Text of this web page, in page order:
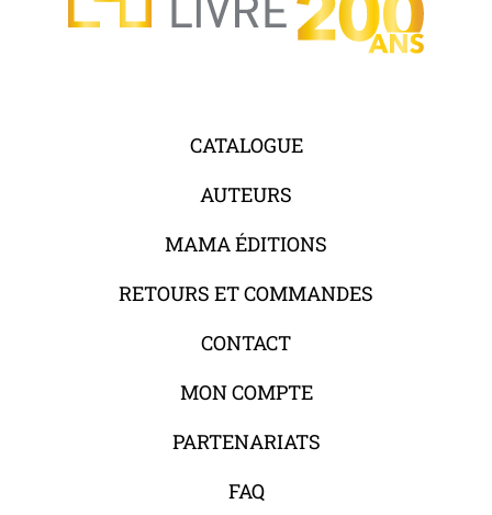
CATALOGUE
AUTEURS
MAMA ÉDITIONS
RETOURS ET COMMANDES
CONTACT
MON COMPTE
PARTENARIATS
FAQ